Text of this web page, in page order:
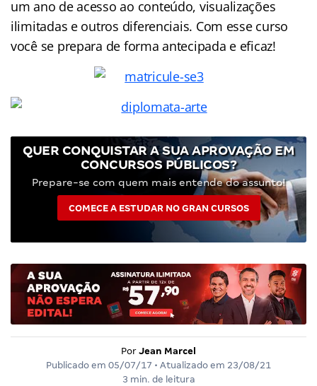
um ano de acesso ao conteúdo, visualizações
ilimitadas e outros diferenciais. Com esse curso
você se prepara de forma antecipada e eficaz!
QUER CONQUISTAR A SUA APROVAÇÃO EM
CONCURSOS PÚBLICOS?
Prepare-se com quem mais entende do assunto!
COMECE A ESTUDAR NO GRAN CURSOS
Por Jean Marcel
Publicado em 05/07/17 • Atualizado em 23/08/21
3 min. de leitura